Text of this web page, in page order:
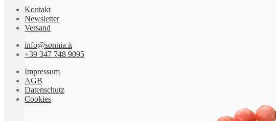
Kontakt
Newsletter
Versand
info@sonnia.it
+39 347 748 9095
Impressum
AGB
Datenschutz
Cookies